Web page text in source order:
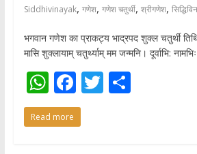
Siddhivinayak, गणेश, गणेश चतुर्थी, श्रीगणेश,
भगवान गणेश का प्राकट्य भाद्रपद शुक्ल चतुर्थी
मासि शुक्लायाम् चतुर्थ्याम् मम जन्मनि। दूर्वाभि:
W
h
at
F
ac
e
T S
Read more